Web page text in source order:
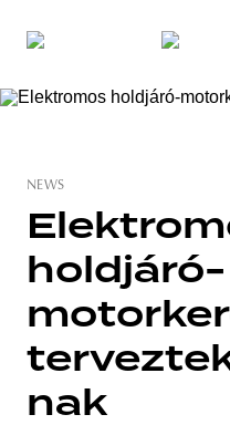
NEWS
holdjáró-
nak